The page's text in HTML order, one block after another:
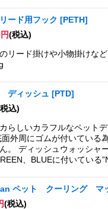
ード用フック [PETH]
円(税込)
リード掛けや小物掛けなど
ディッシュ [PTD]
込)
らしいカラフルなペット
外周にゴムが付いている
。 ディッシュウォッシャ
、BLUEに付いている
ペット クーリング マ
(税込)